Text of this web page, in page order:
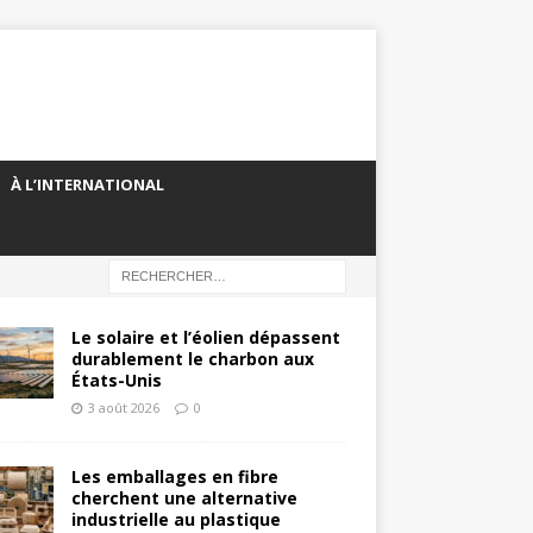
À L’INTERNATIONAL
Le solaire et l’éolien dépassent
durablement le charbon aux
États-Unis
3 août 2026 0
Les emballages en fibre
cherchent une alternative
industrielle au plastique